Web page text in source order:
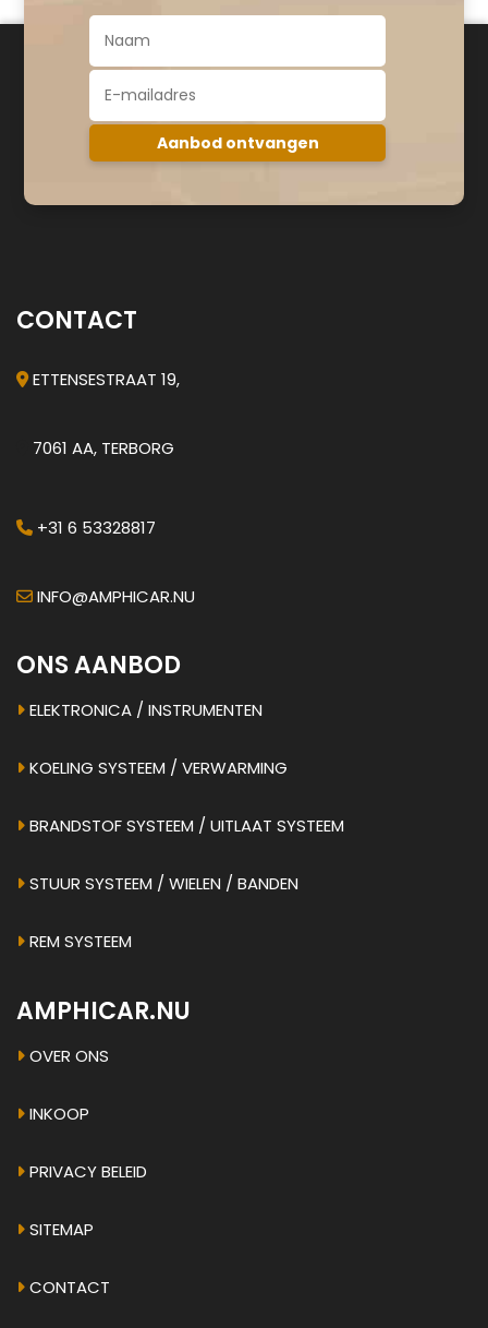
CONTACT
ETTENSESTRAAT 19,
7061 AA, TERBORG
+31 6 53328817
INFO@AMPHICAR.NU
ONS AANBOD
ELEKTRONICA / INSTRUMENTEN
KOELING SYSTEEM / VERWARMING
BRANDSTOF SYSTEEM / UITLAAT SYSTEEM
STUUR SYSTEEM / WIELEN / BANDEN
REM SYSTEEM
AMPHICAR.NU
OVER ONS
INKOOP
PRIVACY BELEID
SITEMAP
CONTACT